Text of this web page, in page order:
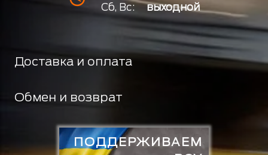
Сб, Вс:
выходной
Доставка и оплата
Обмен и возврат
ПОДДЕРЖИВАЕМ